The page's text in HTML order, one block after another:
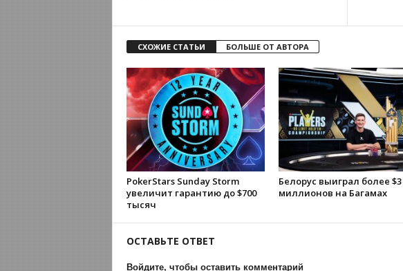
СХОЖИЕ СТАТЬИ БОЛЬШЕ ОТ АВТОРА
PokerStars Sunday Storm
увеличит гарантию до $700
тысяч
Белорус выиграл более $3
миллионов на Багамах
ОСТАВЬТЕ ОТВЕТ
Войдите, чтобы оставить комментарий